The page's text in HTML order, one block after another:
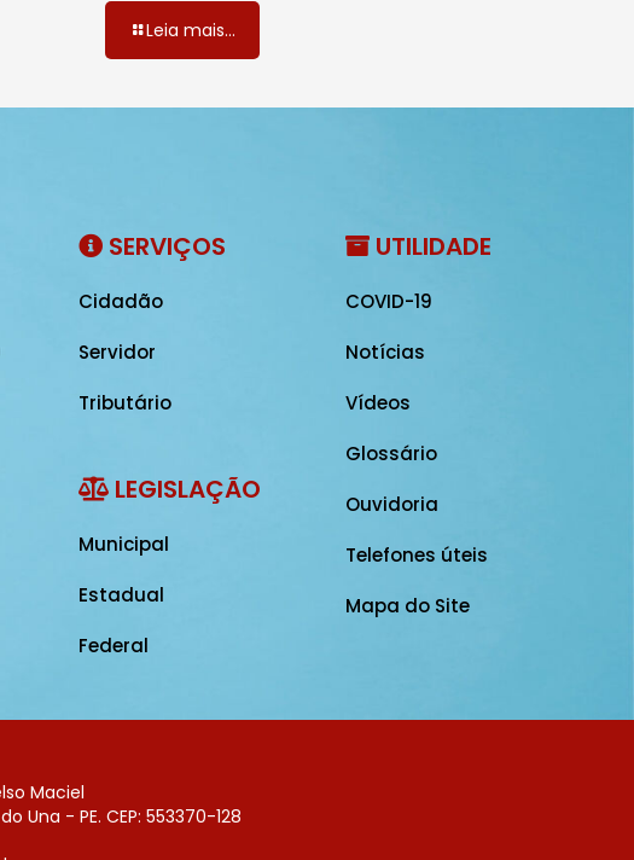
Leia mais...
SERVIÇOS
Cidadão
Servidor
Tributário
LEGISLAÇÃO
Municipal
Estadual
Federal
UTILIDADE
COVID-19
Notícias
Vídeos
Glossário
Ouvidoria
Telefones úteis
Mapa do Site
Maciel
Una - PE. CEP: 553370-128